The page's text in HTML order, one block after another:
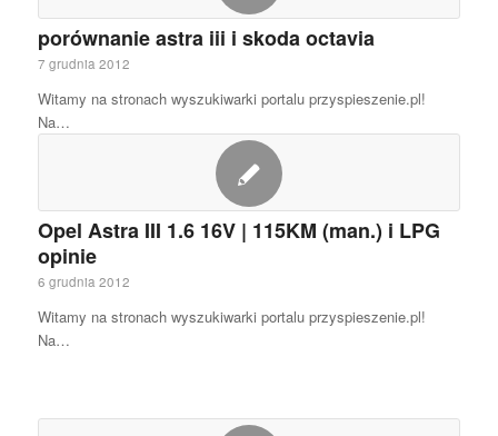
porównanie astra iii i skoda octavia
7 grudnia 2012
Witamy na stronach wyszukiwarki portalu przyspieszenie.pl!
Na…
Opel Astra III 1.6 16V | 115KM (man.) i LPG
opinie
6 grudnia 2012
Witamy na stronach wyszukiwarki portalu przyspieszenie.pl!
Na…